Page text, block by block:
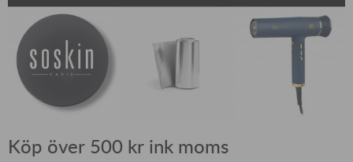
Köp över 500 kr ink moms